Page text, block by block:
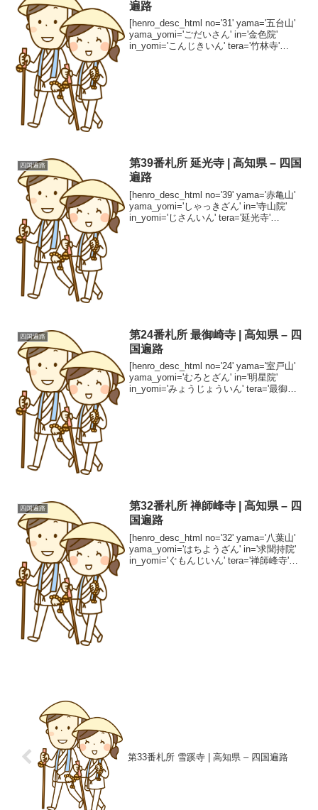
遍路
[henro_desc_html no='31' yama='五台山'
yama_yomi='ごだいさん' in='金色院'
in_yomi='こんじきいん' tera='竹林寺'
四国遍路
第39番札所 延光寺 | 高知県 – 四国
遍路
[henro_desc_html no='39' yama='赤亀山'
yama_yomi='しゃっきざん' in='寺山院'
in_yomi='じさんいん' tera='延光寺'
四国遍路
第24番札所 最御崎寺 | 高知県 – 四
国遍路
[henro_desc_html no='24' yama='室戸山'
yama_yomi='むろとざん' in='明星院'
in_yomi='みょうじょういん' tera='最御崎
四国遍路
第32番札所 禅師峰寺 | 高知県 – 四
国遍路
[henro_desc_html no='32' yama='八葉山'
yama_yomi='はちようざん' in='求聞持院'
in_yomi='ぐもんじいん' tera='禅師峰寺'
第33番札所 雪蹊寺 | 高知県 – 四国遍路